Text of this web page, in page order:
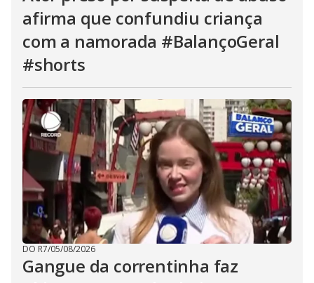
afirma que confundiu criança
com a namorada #BalançoGeral
#shorts
DO R7/05/08/2026
Gangue da correntinha faz